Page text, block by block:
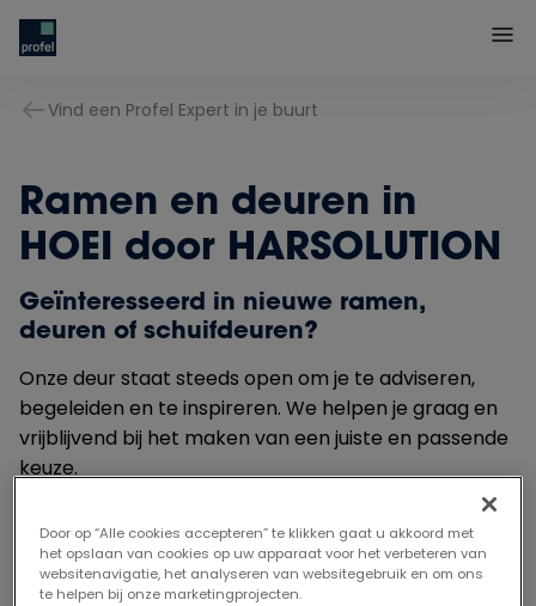
Vind een Profel Expert in je buurt
Ramen en deuren in
HOEI door HARSOLUTION
Geïnteresseerd in nieuwe ramen,
deuren of schuifdeuren?
Onze deur staat steeds open om je te adviseren,
begeleiden en te inspireren. We helpen je graag en
vrijblijvend bij het maken van een juiste en passende
keuze.
Door op “Alle cookies accepteren” te klikken gaat u akkoord met
het opslaan van cookies op uw apparaat voor het verbeteren van
websitenavigatie, het analyseren van websitegebruik en om ons
te helpen bij onze marketingprojecten.